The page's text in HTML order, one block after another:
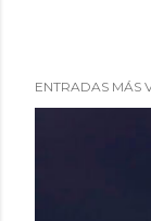
ENTRADAS MÁS